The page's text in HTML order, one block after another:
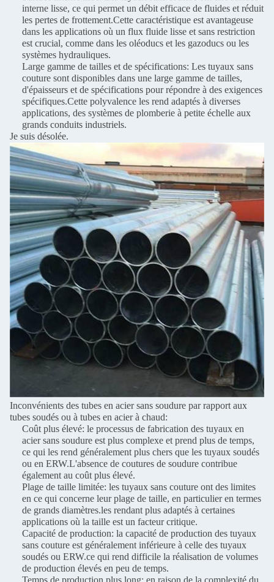
interne lisse, ce qui permet un débit efficace de fluides et réduit
les pertes de frottement.Cette caractéristique est avantageuse
dans les applications où un flux fluide lisse et sans restriction
est crucial, comme dans les oléoducs et les gazoducs ou les
systèmes hydrauliques.
Large gamme de tailles et de spécifications: Les tuyaux sans
couture sont disponibles dans une large gamme de tailles,
d'épaisseurs et de spécifications pour répondre à des exigences
spécifiques.Cette polyvalence les rend adaptés à diverses
applications, des systèmes de plomberie à petite échelle aux
grands conduits industriels.
Je suis désolée.
Inconvénients des tubes en acier sans soudure par rapport aux
tubes soudés ou à tubes en acier à chaud:
Coût plus élevé: le processus de fabrication des tuyaux en
acier sans soudure est plus complexe et prend plus de temps,
ce qui les rend généralement plus chers que les tuyaux soudés
ou en ERW.L'absence de coutures de soudure contribue
également au coût plus élevé.
Plage de taille limitée: les tuyaux sans couture ont des limites
en ce qui concerne leur plage de taille, en particulier en termes
de grands diamètres.les rendant plus adaptés à certaines
applications où la taille est un facteur critique.
Capacité de production: la capacité de production des tuyaux
sans couture est généralement inférieure à celle des tuyaux
soudés ou ERW.ce qui rend difficile la réalisation de volumes
de production élevés en peu de temps.
Temps de production plus long: en raison de la complexité du